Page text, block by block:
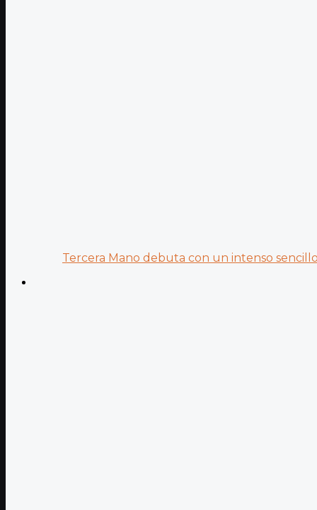
Tercera Mano debuta con un intenso